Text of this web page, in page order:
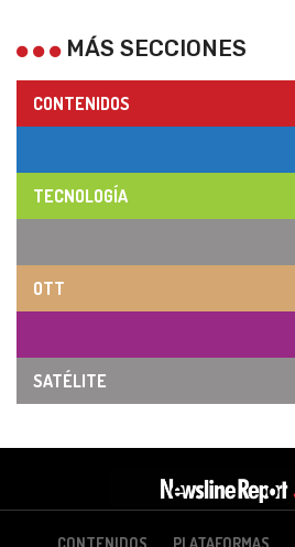
MÁS SECCIONES
CONTENIDOS
TECNOLOGÍA
OTT
SATÉLITE
CONTENIDOS PLATAFORMAS